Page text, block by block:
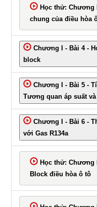
Phần
2
Học thử: Chương
chung của điều hòa
Chương I - Bài 4 -
block
Chương I - Bài 5 -
Tương quan áp suất
Chương I - Bài 6 -
với Gas R134a
Học thử: Chương
Block điều hòa ô tô